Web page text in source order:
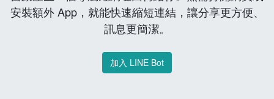
安裝額外 App，就能快速縮短連結，讓分享更方便、
訊息更簡潔。
加入 LINE Bot